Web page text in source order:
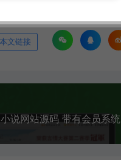
文链接
说网站源码 带有会员系统